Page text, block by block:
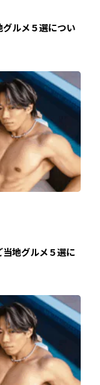
ルメ５選につい
地グルメ５選に